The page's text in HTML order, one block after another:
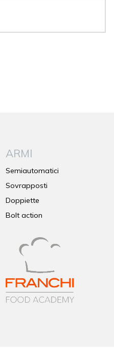
ARMI
Semiautomatici
Sovrapposti
Doppiette
Bolt action